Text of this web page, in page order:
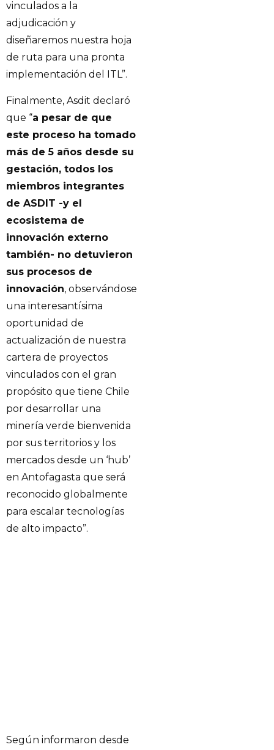
vinculados a la
adjudicación y
diseñaremos nuestra hoja
de ruta para una pronta
implementación del ITL”.
Finalmente, Asdit declaró
que “a pesar de que
este proceso ha tomado
más de 5 años desde su
gestación, todos los
miembros integrantes
de ASDIT -y el
ecosistema de
innovación externo
también- no detuvieron
sus procesos de
innovación, observándose
una interesantísima
oportunidad de
actualización de nuestra
cartera de proyectos
vinculados con el gran
propósito que tiene Chile
por desarrollar una
minería verde bienvenida
por sus territorios y los
mercados desde un ‘hub’
en Antofagasta que será
reconocido globalmente
para escalar tecnologías
de alto impacto”.
Según informaron desde